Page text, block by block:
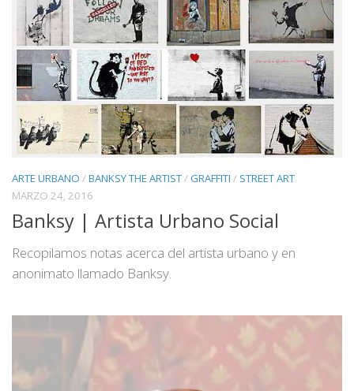
ARTE URBANO /BANKSY THE ARTIST/ GRAFFITI / STREET ART
MARZO 24, 2016
Banksy | Artista Urbano Social
Recopilamos notas acerca del artista urbano y en
anonimato llamado Banksy.